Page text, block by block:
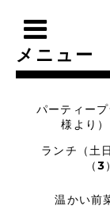
メニュー
パーティー
様より）
ランチ（土
（3）
温かい前